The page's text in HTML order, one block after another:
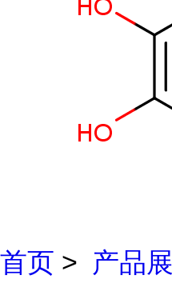
首页 > 产品